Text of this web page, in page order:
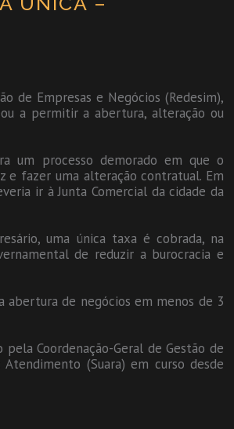
de Empresas e Negócios (Redesim),
a permitir a abertura, alteração ou
um processo demorado em que o
e fazer uma alteração contratual. Em
ir à Junta Comercial da cidade da
uma única taxa é cobrada, na
de reduzir a burocracia e
abertura de negócios em menos de 3
Coordenação-Geral de Gestão de
Atendimento (Suara) em curso desde